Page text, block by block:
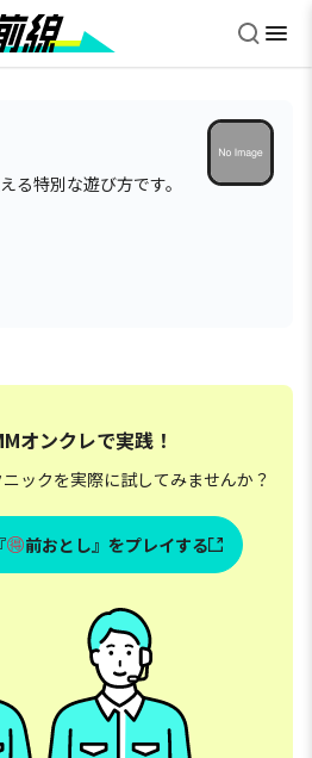
る特別な遊び方です。
オンクレで実践！
ックを実際に試してみませんか？
前おとし』をプレイする